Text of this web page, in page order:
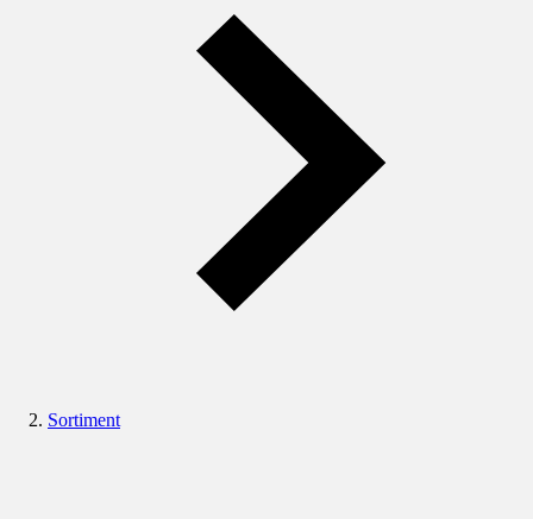
Sortiment